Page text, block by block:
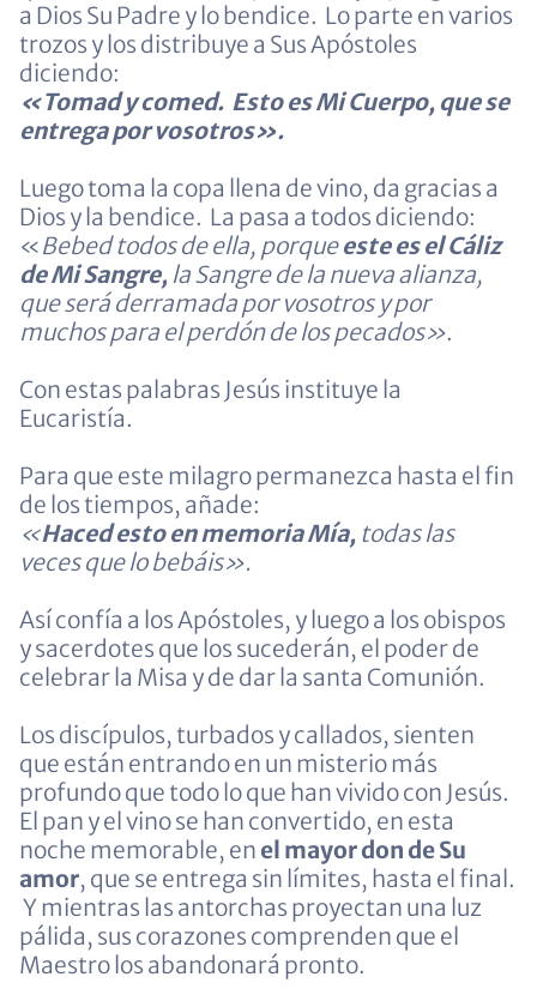
a Dios Su Padre y lo bendice. Lo parte en varios
trozos y los distribuye a Sus Apóstoles
diciendo:
«Tomad y comed. Esto es Mi Cuerpo, que se
entrega por vosotros».
Luego toma la copa llena de vino, da gracias a
Dios y la bendice. La pasa a todos diciendo:
«Bebed todos de ella, porqueeste es el Cáliz
de Mi Sangre, la Sangre de la nueva alianza,
que será derramada por vosotros y por
muchos para el perdón de los pecados».
Con estas palabras Jesús instituye la
Eucaristía.
Para que este milagro permanezca hasta el fin
de los tiempos, añade:
«Haced esto en memoria Mía, todas las
veces que lo bebáis».
Así confía a los Apóstoles, y luego a los obispos
y sacerdotes que los sucederán, el poder de
celebrar la Misa y de dar la santa Comunión.
Los discípulos, turbados y callados, sienten
que están entrando en un misterio más
profundo que todo lo que han vivido con Jesús.
El pan y el vino se han convertido, en esta
noche memorable, en el mayor don de Su
amor, que se entrega sin límites, hasta el final.
Y mientras las antorchas proyectan una luz
pálida, sus corazones comprenden que el
Maestro los abandonará pronto.